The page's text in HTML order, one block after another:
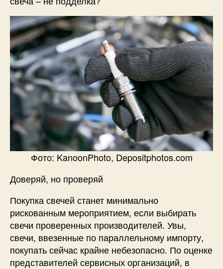
Фото: KanoonPhoto, Depositphotos.com
Доверяй, но проверяй
Покупка свечей станет минимально
рискованным мероприятием, если выбирать
свечи проверенных производителей. Увы,
свечи, ввезенные по параллельному импорту,
покупать сейчас крайне небезопасно. По оценке
представителей сервисных организаций, в